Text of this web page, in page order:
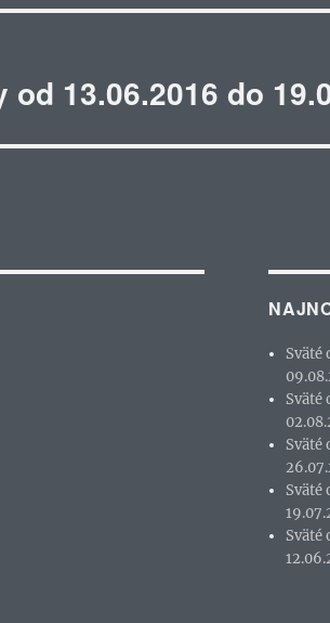
od 13.06.2016 do
Sväté
Sväté
Sväté
Sväté
Sväté